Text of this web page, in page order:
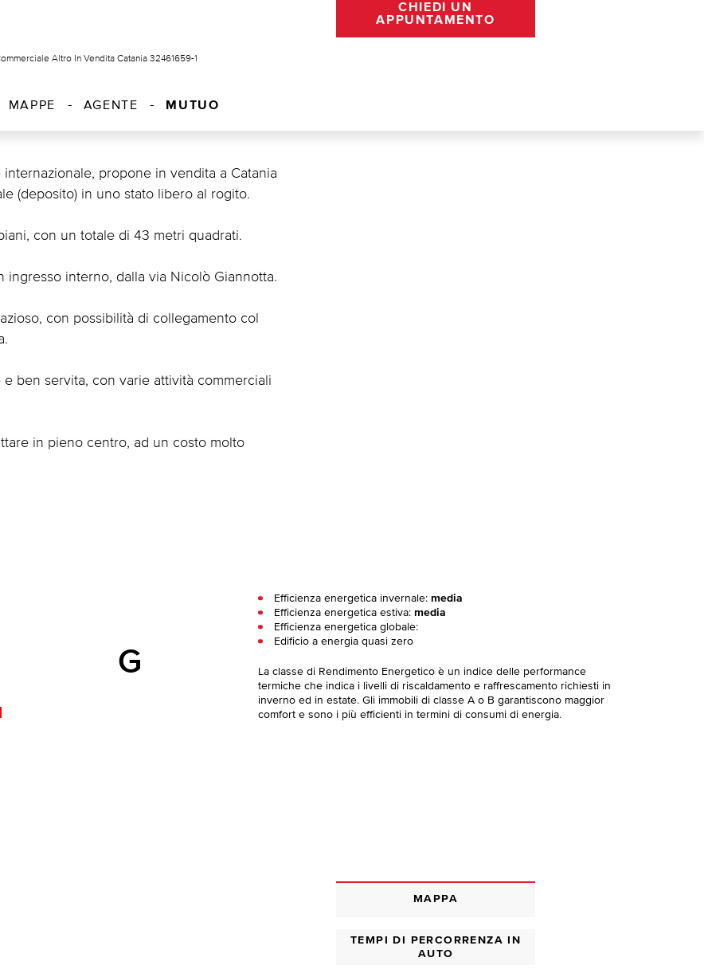
CHIEDI UN
APPUNTAMENTO
Altro In Vendita Catania 32461659-1
MAPPE AGENTE MUTUO
propone in vendita a Catania
(deposito) in uno stato libero al rogito.
con un totale di 43 metri quadrati.
interno, dalla via Nicolò Giannotta.
con possibilità di collegamento col
ben servita, con varie attività commerciali
in pieno centro, ad un costo molto
G
Efficienza energetica invernale:media
Efficienza energetica estiva:media
Efficienza energetica globale:
Edificio a energia quasi zero
La classe di Rendimento Energetico è un indice delle performance
termiche che indica i livelli di riscaldamento e raffrescamento richiesti in
inverno ed in estate. Gli immobili di classe A o B garantiscono maggior
comfort e sono i più efficienti in termini di consumi di energia.
MAPPA
TEMPI DI PERCORRENZA IN
AUTO